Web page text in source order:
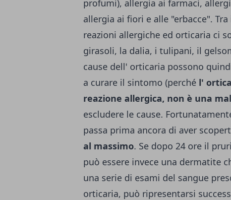
profumi), allergia ai farmaci,
allergia ai fiori e alle "erbacce".
reazioni allergiche ed orticaria ci
girasoli, la dalia, i tulipani, il
cause dell' orticaria possono
a curare il sintomo (perché l'
reazione allergica, non è una
escludere le cause.
passa prima ancora di aver
al massimo. Se dopo 24 ore il
può essere invece una dermatite
una serie di esami del sangue
orticaria, può ripresentarsi